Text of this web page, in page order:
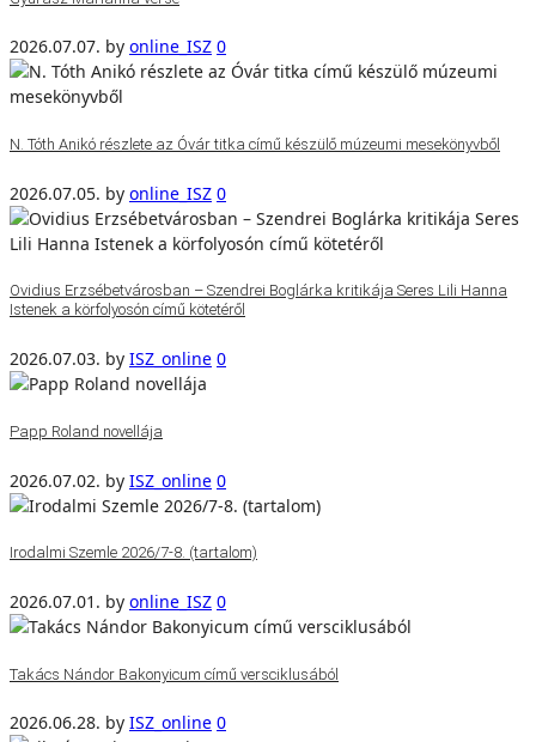
2026.07.07. by online_ISZ 0
N. Tóth Anikó részlete az Óvár titka című készülő múzeumi mesekönyvből
2026.07.05. by online_ISZ 0
Ovidius Erzsébetvárosban – Szendrei Boglárka kritikája Seres Lili Hanna
Istenek a körfolyosón című kötetéről
2026.07.03. by ISZ_online 0
Papp Roland novellája
2026.07.02. by ISZ_online 0
Irodalmi Szemle 2026/7-8. (tartalom)
2026.07.01. by online_ISZ 0
Takács Nándor Bakonyicum című versciklusából
2026.06.28. by ISZ_online 0